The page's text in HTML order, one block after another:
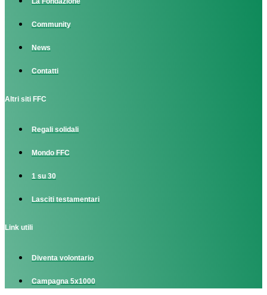
Community
News
Contatti
Altri siti FFC
Regali solidali
Mondo FFC
1 su 30
Lasciti testamentari
Link utili
Diventa volontario
Campagna 5x1000